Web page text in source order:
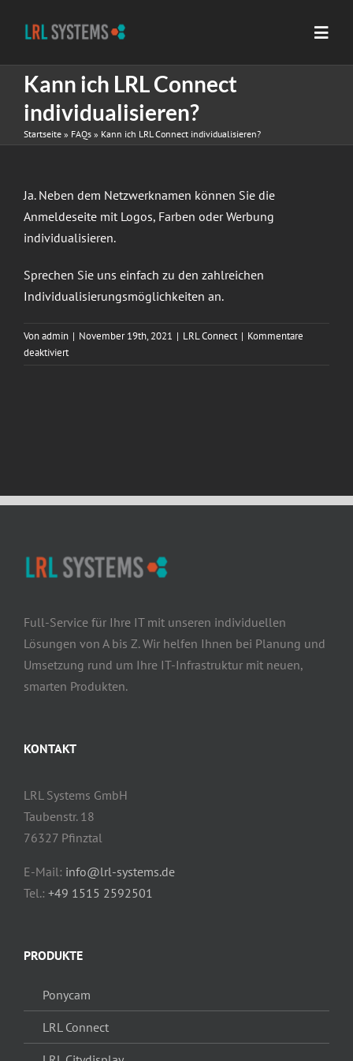
Unternehmen
Leistungen
Kontakt
Kann ich LRL Connect
individualisieren?
Startseite » FAQs » Kann ich LRL Connect individualisieren?
Ja. Neben dem Netzwerknamen können Sie die
Anmeldeseite mit Logos, Farben oder Werbung
individualisieren.
Sprechen Sie uns einfach zu den zahlreichen
Individualisierungsmöglichkeiten an.
Vonadmin | November 19th, 2021 | LRL Connect | Kommentare
deaktiviertfür
Full-Service für Ihre IT mit unseren individuellen
Lösungen von A bis Z. Wir helfen Ihnen bei Planung und
Umsetzung rund um Ihre IT-Infrastruktur mit neuen,
smarten Produkten.
PRODUKTE
Ponycam
LRL Connect
KONTAKT
LRL Systems GmbH
Taubenstr. 18
76327 Pfinztal
E-Mail: info@lrl-systems.de
Tel.: +49 1515 2592501